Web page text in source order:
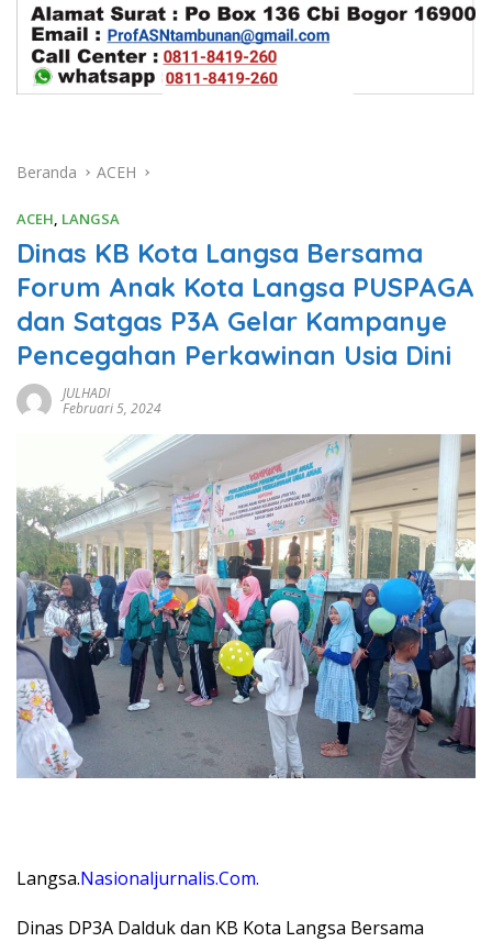
Beranda ACEH
ACEH, LANGSA
Dinas KB Kota Langsa Bersama
Forum Anak Kota Langsa PUSPAGA
dan Satgas P3A Gelar Kampanye
Pencegahan Perkawinan Usia Dini
JULHADI
Februari 5, 2024
Langsa.Nasionaljurnalis.Com.
Dinas DP3A Dalduk dan KB Kota Langsa Bersama